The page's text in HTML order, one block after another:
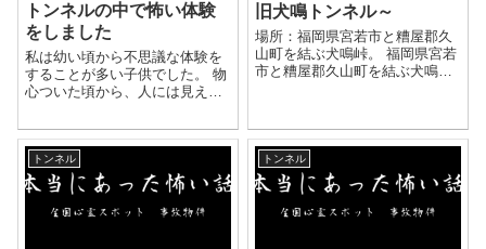
トンネルの中で怖い体験
をしました
私は幼い頃から不思議な体験を
することが多い子供でした。 物
心ついた頃から、人には見えな
り、周りの人にはない、何かを
感じていました。 しばらくは親
も半信半疑ながら、幾度となく
体験する私の話を聞いて、 ...
旧犬鳴トンネル～
場所：福岡県宮若市と糟屋郡久
山町を結ぶ犬鳴峠。 福岡県宮若
市と糟屋郡久山町を結ぶ犬鳴
鳴峠にまつわるいろんなエピソ
ード この峠にま...
トンネル トンネル